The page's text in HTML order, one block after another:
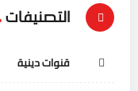
التصنيفات
قنوات دينية